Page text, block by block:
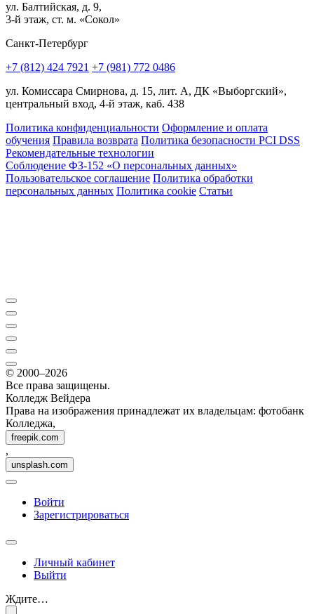
ул. Балтийская, д. 9,
3-й этаж, ст. м. «Сокол»
Санкт-Петербург
+7 (812) 424 7921 +7 (981) 772 0486
ул. Комиссара Смирнова, д. 15, лит. А, ДК «Выборгский»,
центральный вход, 4-й этаж, каб. 438
Политика конфиденциальности Оформление и оплата
обучения Правила возврата Политика безопасности PCI DSS
Рекомендательные технологии
Соблюдение ФЗ-152 «О персональ­ных данных»
Пользовательское соглашение Политика обработки
персональных данных Политика cookie Статьи
© 2000–2026
Все права защищены.
Колледж Вейдера
Права на изображения принадлежат их владельцам: фотобанк
Колледжа,
freepik.com
,
unsplash.com
Войти
Зарегистрироваться
Личный кабинет
Выйти
Ждите…